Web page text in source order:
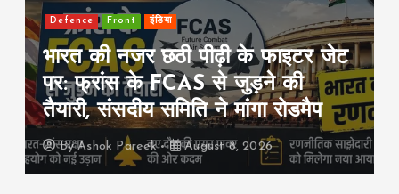
Front international राजनीति
सऊदी-तुर्की-पाकिस्तान का बड़ा रक्षा
समझौता: एक पर हमला हुआ तो तीनों पर
हमला माना जाएगा
ByAshok Pareek August 8, 2026